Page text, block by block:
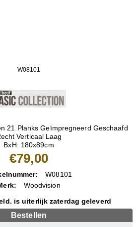
W08101
21 Planks Geïmpregneerd Geschaafd
Verticaal Laag
BxH: 180x89cm
€79,00
W08101
Woodvision
is uiterlijk zaterdag geleverd
Bestellen